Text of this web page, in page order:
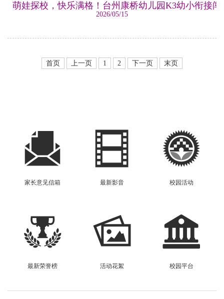
萌娃探校，快乐满格！台州康桥幼儿园K3幼小衔接闯
2026/05/15
首页 上一页 1 2 下一页 末页
家长意见信箱 最新影音 校园活动
最新荣誉榜 活动花絮 校园平台